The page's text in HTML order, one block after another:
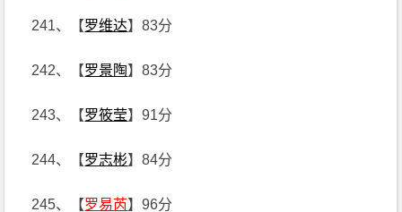
241、【罗维达】83分
242、【罗景陶】83分
243、【罗筱莹】91分
244、【罗志彬】84分
245、【罗易芮】96分